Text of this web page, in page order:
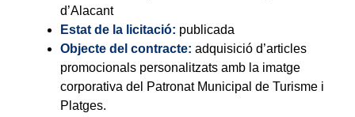
d’Alacant
Estat de la licitació: publicada
Objecte del contracte: adquisició d’articles
promocionals personalitzats amb la imatge
corporativa del Patronat Municipal de Turisme i
Platges.